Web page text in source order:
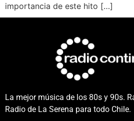
importancia de este hito […]
La mejor música de los 80s y 90s.
Radio de La Serena para todo Chile.